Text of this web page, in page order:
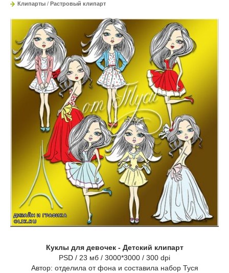
Клипарты / Растровый клипарт
Куклы для девочек - Детский клипарт
PSD / 23 мб / 3000*3000 / 300 dpi
Автор: отделила от фона и составила набор Туся